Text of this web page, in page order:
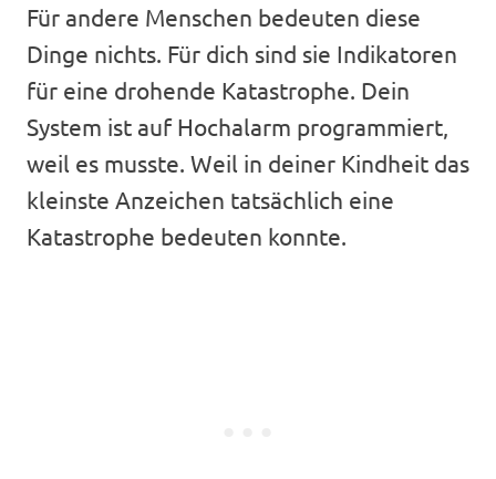
Für andere Menschen bedeuten diese
Dinge nichts. Für dich sind sie Indikatoren
für eine drohende Katastrophe. Dein
System ist auf Hochalarm programmiert,
weil es musste. Weil in deiner Kindheit das
kleinste Anzeichen tatsächlich eine
Katastrophe bedeuten konnte.